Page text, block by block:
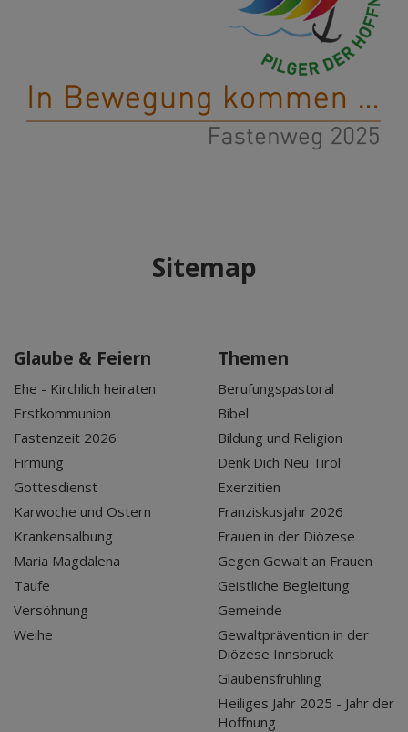
Sitemap
Glaube & Feiern
Ehe - Kirchlich heiraten
Erstkommunion
Fastenzeit 2026
Firmung
Gottesdienst
Karwoche und Ostern
Krankensalbung
Maria Magdalena
Taufe
Versöhnung
Weihe
Themen
Berufungspastoral
Bibel
Bildung und Religion
Denk Dich Neu Tirol
Exerzitien
Franziskusjahr 2026
Frauen in der Diözese
Gegen Gewalt an Frauen
Geistliche Begleitung
Gemeinde
Gewaltprävention in der
Diözese Innsbruck
Glaubensfrühling
Heiliges Jahr 2025 - Jahr der
Hoffnung